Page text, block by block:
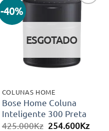
-40%
Adicionar
aos meus
ESGOTADO
COLUNAS HOME
Bose Home Coluna
Inteligente 300 Preta
425.000Kz O
254.600KzO